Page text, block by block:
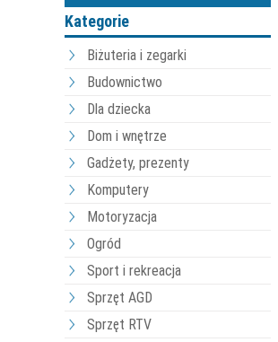
Kategorie
Biżuteria i zegarki
Budownictwo
Dla dziecka
Dom i wnętrze
Gadżety, prezenty
Komputery
Motoryzacja
Ogród
Sport i rekreacja
Sprzęt AGD
Sprzęt RTV